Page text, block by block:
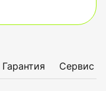
Гарантия Сервис